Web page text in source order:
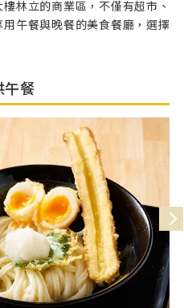
林立的商業區，不僅有超市、
午餐與晚餐的美食餐廳，選擇
午餐